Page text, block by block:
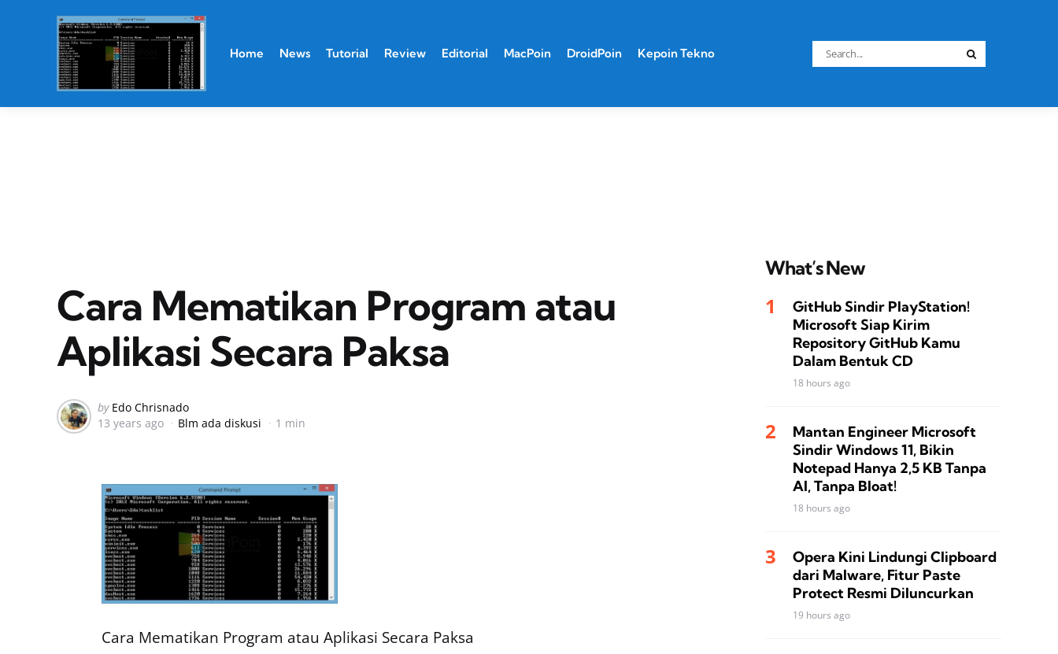
Home News Tutorial Review Editorial MacPoin DroidPoin Kepoin Tekno
Search
for:
Cara Mematikan Program atau
Aplikasi Secara Paksa
Posted
by
by Edo Chrisnado
13 years ago
Blm ada diskusi 1 min
Cara Mematikan Program atau Aplikasi Secara Paksa
What’s New
GitHub Sindir PlayStation!
Microsoft Siap Kirim
Repository GitHub Kamu
Dalam Bentuk CD
18 hours ago
Mantan Engineer Microsoft
Sindir Windows 11, Bikin
Notepad Hanya 2,5 KB Tanpa
AI, Tanpa Bloat!
18 hours ago
Opera Kini Lindungi Clipboard
dari Malware, Fitur Paste
Protect Resmi Diluncurkan
19 hours ago